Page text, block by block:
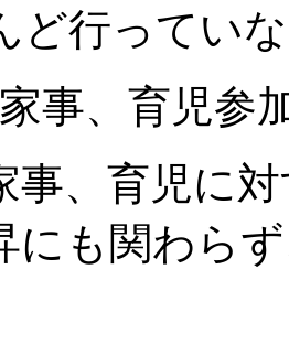
ど行ってい
家事、育児参
事、育児に
にも関わら